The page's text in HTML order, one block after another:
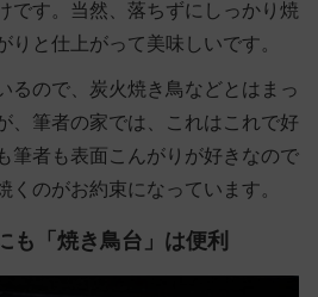
です。当然、落ちずにしっかり焼
りと仕上がって美味しいです。
るので、炭火焼き鳥などとはまっ
、筆者の家では、これはこれで好
筆者も表面こんがりが好きなので
くのがお約束になっています。
も「焼き鳥台」は便利